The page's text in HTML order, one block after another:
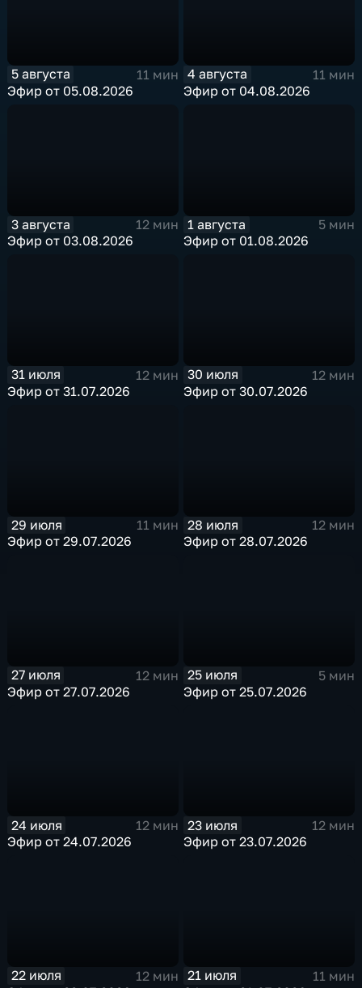
5 августа
11 мин
Эфир от 05.08.2026
4 августа
11 мин
Эфир от 04.08.2026
3 августа
12 мин
Эфир от 03.08.2026
1 августа
5 мин
Эфир от 01.08.2026
31 июля
12 мин
Эфир от 31.07.2026
30 июля
12 мин
Эфир от 30.07.2026
29 июля
11 мин
Эфир от 29.07.2026
28 июля
12 мин
Эфир от 28.07.2026
27 июля
12 мин
Эфир от 27.07.2026
25 июля
5 мин
Эфир от 25.07.2026
24 июля
12 мин
Эфир от 24.07.2026
23 июля
12 мин
Эфир от 23.07.2026
22 июля
12 мин
21 июля
11 мин